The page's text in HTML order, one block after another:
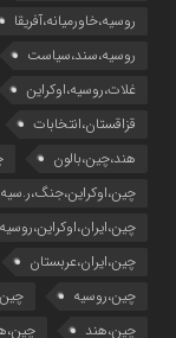
روسیه،خاورمیانه،آفریقا
روسیه،سند،سیاست
غلات،روسیه،اوکراین
قزاقستان،انتخابات
هند،چین،بالون
چین،اوکراین،جنگ،ر.سیه
چین،ایران،اوکراین،روسیه
چین،ایران،عربستان
چین،روسیه
چین،هند